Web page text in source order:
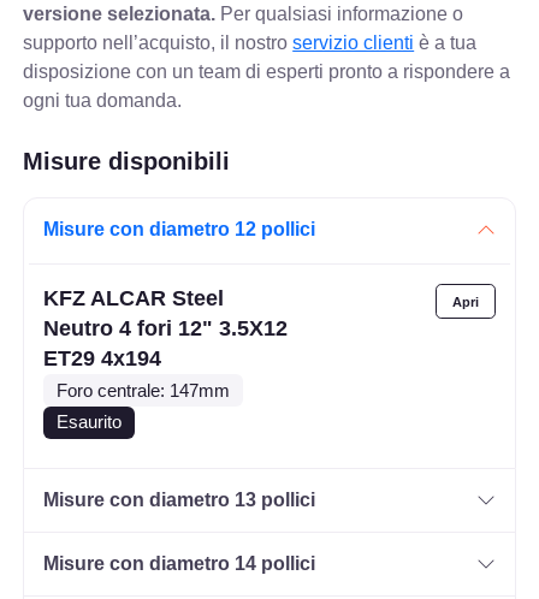
versione selezionata. Per qualsiasi informazione o
supporto nell’acquisto, il nostroservizio clienti è a tua
disposizione con un team di esperti pronto a rispondere a
ogni tua domanda.
Misure disponibili
Misure con diametro 12 pollici
KFZ ALCAR Steel
Neutro 4 fori 12" 3.5X12
ET29 4x194
Foro centrale: 147mm
Esaurito
Misure con diametro 13 pollici
Misure con diametro 14 pollici